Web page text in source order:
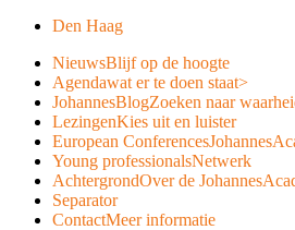
Den Haag
NieuwsBlijf op de hoogte
Agendawat er te doen staat>
JohannesBlogZoeken naar
LezingenKies uit en luister
European Conferences
Young professionalsNetwerk
AchtergrondOver de
Separator
ContactMeer informatie